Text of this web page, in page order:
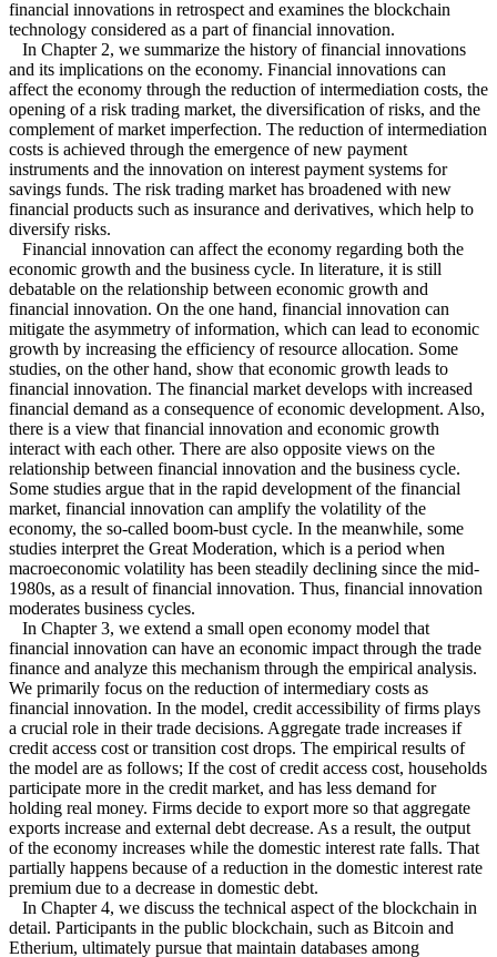
financial innovations in retrospect and examines the blockchain
technology considered as a part of financial innovation.
In Chapter 2, we summarize the history of financial innovations
and its implications on the economy. Financial innovations can
affect the economy through the reduction of intermediation costs, the
opening of a risk trading market, the diversification of risks, and the
complement of market imperfection. The reduction of intermediation
costs is achieved through the emergence of new payment
instruments and the innovation on interest payment systems for
savings funds. The risk trading market has broadened with new
financial products such as insurance and derivatives, which help to
diversify risks.
Financial innovation can affect the economy regarding both the
economic growth and the business cycle. In literature, it is still
debatable on the relationship between economic growth and
financial innovation. On the one hand, financial innovation can
mitigate the asymmetry of information, which can lead to economic
growth by increasing the efficiency of resource allocation. Some
studies, on the other hand, show that economic growth leads to
financial innovation. The financial market develops with increased
financial demand as a consequence of economic development. Also,
there is a view that financial innovation and economic growth
interact with each other. There are also opposite views on the
relationship between financial innovation and the business cycle.
Some studies argue that in the rapid development of the financial
market, financial innovation can amplify the volatility of the
economy, the so-called boom-bust cycle. In the meanwhile, some
studies interpret the Great Moderation, which is a period when
macroeconomic volatility has been steadily declining since the mid-
1980s, as a result of financial innovation. Thus, financial innovation
moderates business cycles.
In Chapter 3, we extend a small open economy model that
financial innovation can have an economic impact through the trade
finance and analyze this mechanism through the empirical analysis.
We primarily focus on the reduction of intermediary costs as
financial innovation. In the model, credit accessibility of firms plays
a crucial role in their trade decisions. Aggregate trade increases if
credit access cost or transition cost drops. The empirical results of
the model are as follows; If the cost of credit access cost, households
participate more in the credit market, and has less demand for
holding real money. Firms decide to export more so that aggregate
exports increase and external debt decrease. As a result, the output
of the economy increases while the domestic interest rate falls. That
partially happens because of a reduction in the domestic interest rate
premium due to a decrease in domestic debt.
In Chapter 4, we discuss the technical aspect of the blockchain in
detail. Participants in the public blockchain, such as Bitcoin and
Etherium, ultimately pursue that maintain databases among